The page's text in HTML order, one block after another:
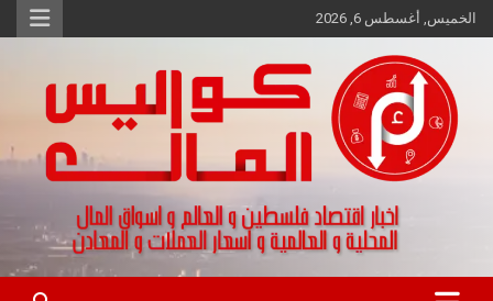
Skip
to
الخميس, أغسطس 6, 2026
كواليس المال
اخبار اقتصاد فلسطين و العالم و تقارير اسواق المال و العملات